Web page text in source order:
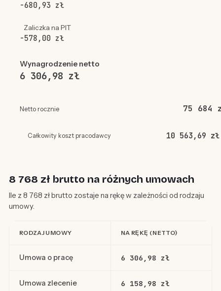
-680,93 zł
Zaliczka na PIT
-578,00 zł
Wynagrodzenie netto
6 306,98 zł
Netto rocznie 75 684
Całkowity koszt pracodawcy 10 563,69 zł
8 768 zł brutto na różnych umowach
Ile z 8 768 zł brutto zostaje na rękę w zależności od rodzaju
umowy.
RODZAJ UMOWY NA RĘKĘ (NETTO)
Umowa o pracę 6 306,98 zł
Umowa zlecenie 6 158,98 zł